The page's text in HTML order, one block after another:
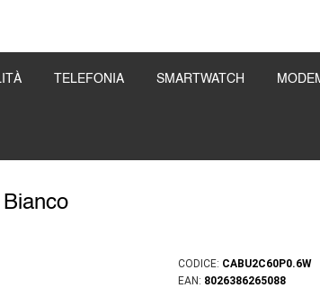
TELEFONIA SMARTWATCH
CODICE: CABU2C60P0.6W
EAN: 8026386265088